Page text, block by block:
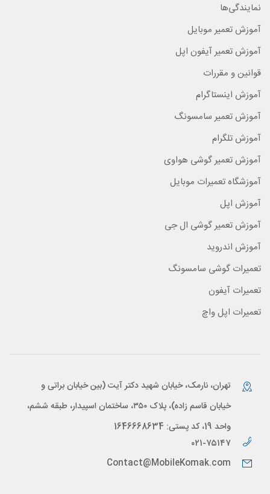
نمایندگی‌ها
آموزش تعمیر موبایل
آموزش تعمیر آیفون اپل
قوانین و مقررات
آموزش اینستاگرام
آموزش تعمیر سامسونگ
آموزش تلگرام
آموزش تعمیر گوشی هواوی
آموزشگاه تعمیرات موبایل
آموزش اپل
آموزش تعمیر گوشی ال جی
آموزش اندروید
تعمیرات گوشی سامسونگ
تعمیرات آیفون
تعمیرات اپل واچ
تهران، نارمک، خیابان شهید دکتر آیت (بین خیابان براتی و
خیابان قاسم زاده)، پلاک ۳۵۰، ساختمان اسپیدار، طبقه ششم،
واحد 19، کد پستی: 1646668634
۰۲۱-۷۵۱۴۷
Contact@MobileKomak.com